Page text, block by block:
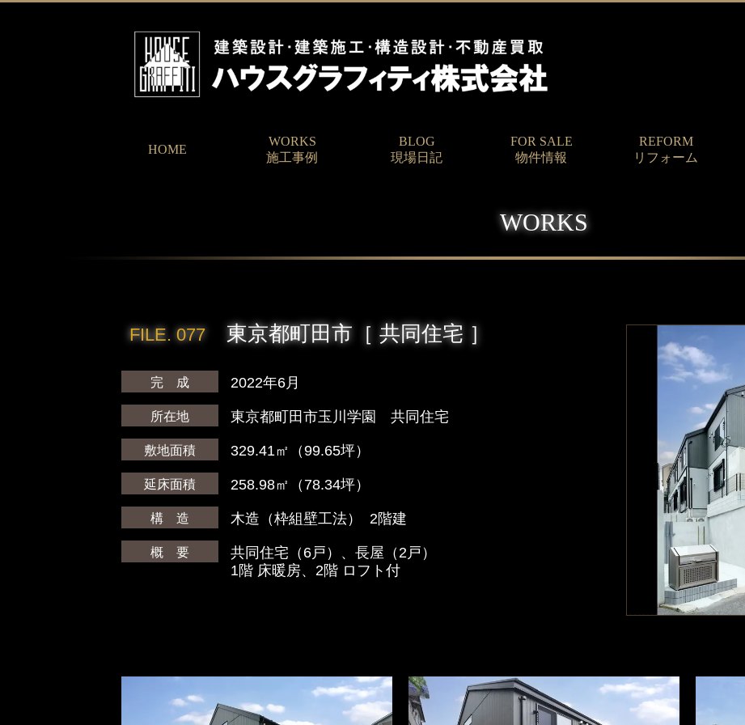
HOME
WORKS
施工事例
BLOG
現場日記
FOR SALE
物件情報
REFORM
リフォーム
WORKS
FILE. 077 東京都町田市［ 共同住宅 ］
完 成 2022年6月
所在地 東京都町田市玉川学園 共同住宅
敷地面積 329.41㎡（99.65坪）
延床面積 258.98㎡（78.34坪）
構 造 木造（枠組壁工法） 2階建
概 要
共同住宅（6戸）、長屋（2戸）
1階 床暖房、2階 ロフト付